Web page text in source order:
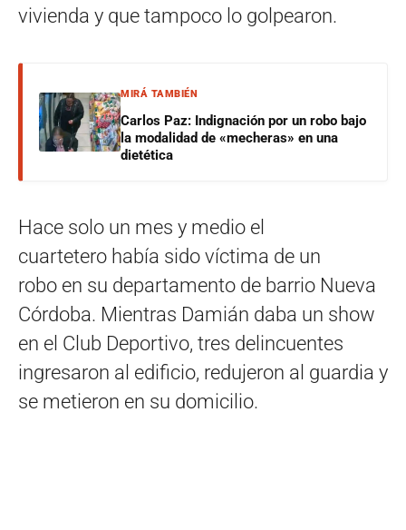
vivienda y que tampoco lo golpearon.
MIRÁ TAMBIÉN
Carlos Paz: Indignación por un robo bajo
la modalidad de «mecheras» en una
dietética
Hace solo un mes y medio el
cuartetero había sido víctima de un
robo en su departamento de barrio Nueva
Córdoba. Mientras Damián daba un show
en el Club Deportivo, tres delincuentes
ingresaron al edificio, redujeron al guardia y
se metieron en su domicilio.